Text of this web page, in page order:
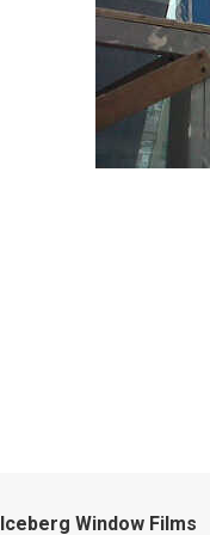
Iceberg Window Films